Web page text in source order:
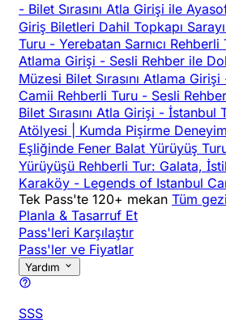
- Bilet Sırasını Atla Girişi ile
Giriş Biletleri Dahil Topkapı
Turu - Yerebatan Sarnıcı Rehberli
Atlama Girişi - Sesli Rehber ile
Müzesi Bilet Sırasını Atlama Girişi
Camii Rehberli Turu - Sesli
Bilet Sırasını Atla Girişi - İstanbul
Atölyesi | Kumda Pişirme
Eşliğinde Fener Balat Yürüyüş
Yürüyüşü Rehberli Tur: Galata,
Karaköy - Legends of Istanbul
Tek Pass'te 120+ mekan Tüm
Planla & Tasarruf Et
Pass'leri Karşılaştır
Pass'ler ve Fiyatlar
Yardım
SSS